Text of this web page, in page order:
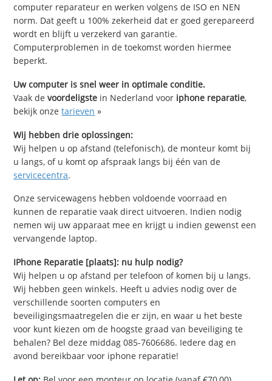
computer reparateur en werken volgens de ISO en NEN
norm. Dat geeft u 100% zekerheid dat er goed gerepareerd
wordt en blijft u verzekerd van garantie.
Computerproblemen in de toekomst worden hiermee
beperkt.
Uw computer is snel weer in optimale conditie.
Vaak devoordeligste in Nederland voor iphone reparatie,
bekijk onzetarieven »
Wij hebben drie oplossingen:
Wij helpen u op afstand (telefonisch), de monteur komt bij
u langs, of u komt op afspraak langs bij één van de
servicecentra.
Onze servicewagens hebben voldoende voorraad en
kunnen de reparatie vaak direct uitvoeren. Indien nodig
nemen wij uw apparaat mee en krijgt u indien gewenst een
vervangende laptop.
IPhone Reparatie [plaats]: nu hulp nodig?
Wij helpen u op afstand per telefoon of komen bij u langs.
Wij hebben geen winkels. Heeft u advies nodig over de
verschillende soorten computers en
beveiligingsmaatregelen die er zijn, en waar u het beste
voor kunt kiezen om de hoogste graad van beveiliging te
behalen? Bel deze middag 085-7606686. Iedere dag en
avond bereikbaar voor iphone reparatie!